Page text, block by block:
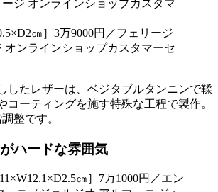
㎝］3万9000円／フェリージ
オンラインショップカスタマーセ
したレザーは、ベジタブルタンニンで鞣
コーティングを施す特殊な工程で製作。
整です。
ハードな雰囲気